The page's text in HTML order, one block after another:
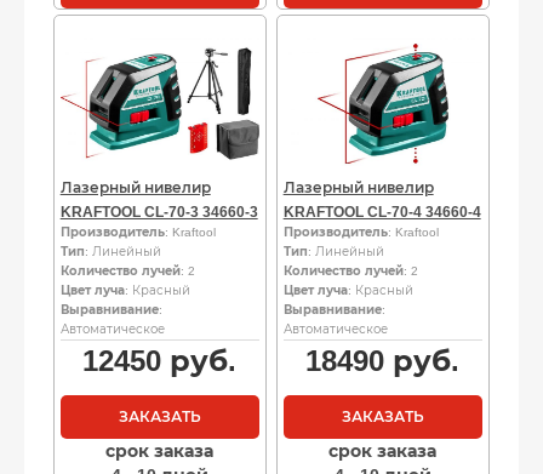
Лазерный нивелир
KRAFTOOL CL-70-3 34660-3
Производитель: Kraftool
Тип: Линейный
Количество лучей: 2
Цвет луча: Красный
Выравнивание:
Автоматическое
12450 руб.
ЗАКАЗАТЬ
срок заказа
Лазерный нивелир
KRAFTOOL CL-70-4 34660-4
Производитель: Kraftool
Тип: Линейный
Количество лучей: 2
Цвет луча: Красный
Выравнивание:
Автоматическое
18490 руб.
ЗАКАЗАТЬ
срок заказа